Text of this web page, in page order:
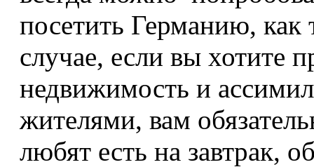
посетить Германию,
случае, если вы хотите
недвижимость и
жителями, вам
любят есть на завтрак,